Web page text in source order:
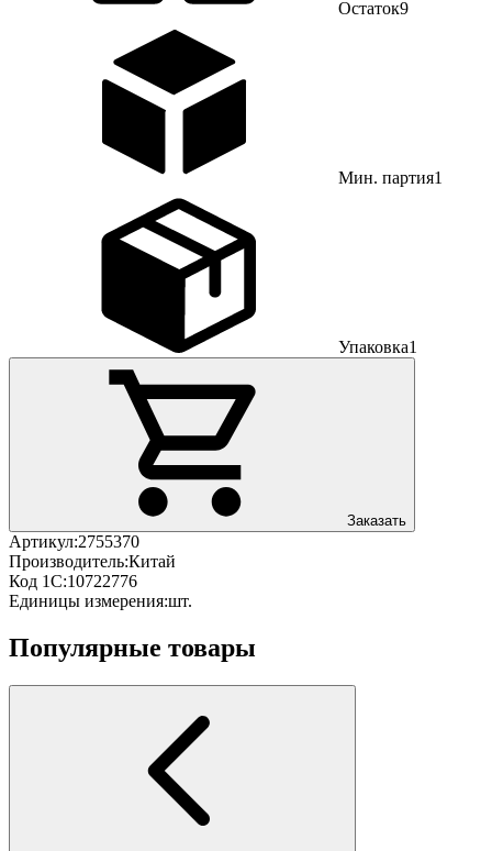
Остаток9
Мин. партия1
Упаковка1
Заказать
Артикул:2755370
Производитель:Китай
Код 1С:10722776
Единицы измерения:шт.
Популярные товары